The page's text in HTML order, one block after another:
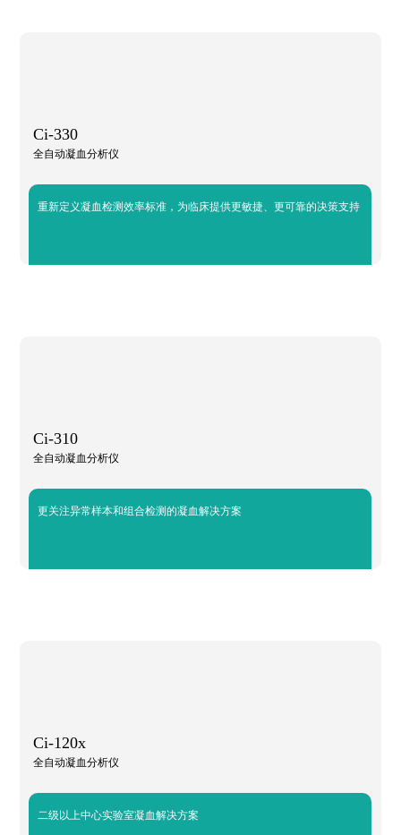
Ci-330
全自动凝血分析仪
重新定义凝血检测效率标准，为临床提供更敏捷、更可靠的决策支持
Ci-310
全自动凝血分析仪
更关注异常样本和组合检测的凝血解决方案
Ci-120x
全自动凝血分析仪
二级以上中心实验室凝血解决方案